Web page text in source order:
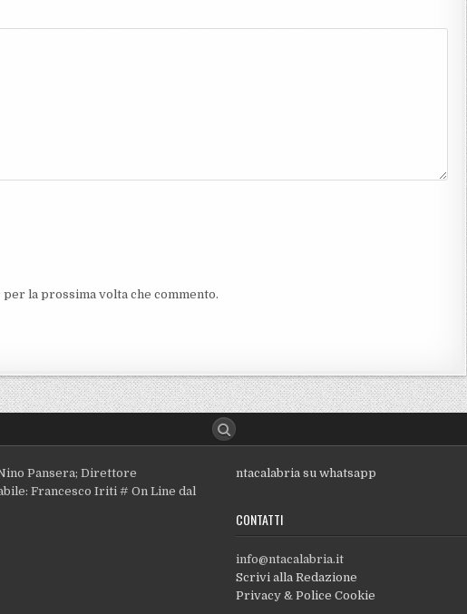
la prossima volta che commento.
Pansera; Direttore
Francesco Iriti # On Line dal
ntacalabria su whatsapp
CONTATTI
info@ntacalabria.it
Scrivi alla Redazione
Privacy & Police Cookie